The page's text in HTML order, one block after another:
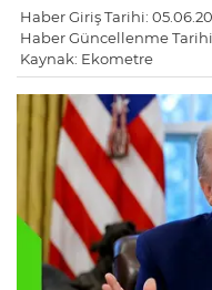
Haber Giriş Tarihi:
Haber Güncellenme
Kaynak: Ekometre